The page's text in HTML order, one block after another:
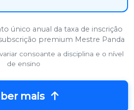
único anual da taxa de inscrição
premium Mestre Panda
consoante a disciplina e o nível
de ensino
mais